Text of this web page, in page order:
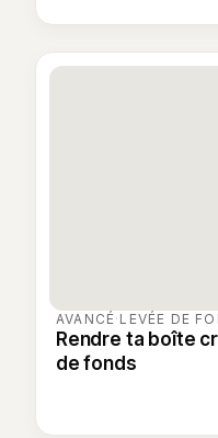
AVANCÉ· LEVÉE DE
Rendre ta boîte
de fonds